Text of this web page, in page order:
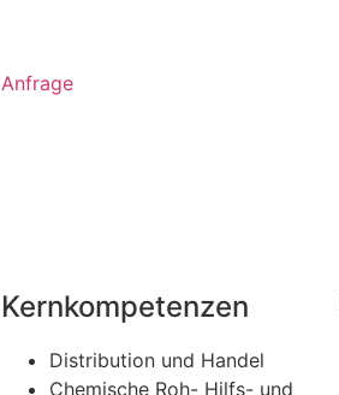
Anfrage
Kernkompetenzen
Distribution und Handel
Chemische Roh- Hilfs- und